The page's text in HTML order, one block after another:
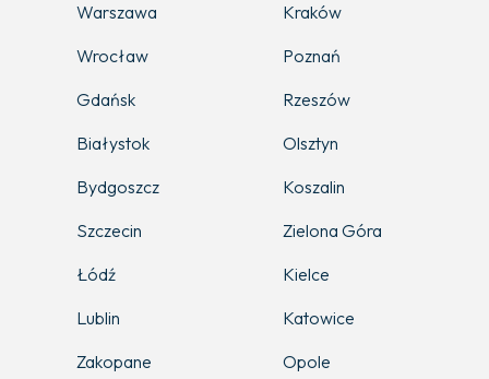
Warszawa
Kraków
Wrocław
Poznań
Gdańsk
Rzeszów
Białystok
Olsztyn
Bydgoszcz
Koszalin
Szczecin
Zielona Góra
Łódź
Kielce
Lublin
Katowice
Zakopane
Opole